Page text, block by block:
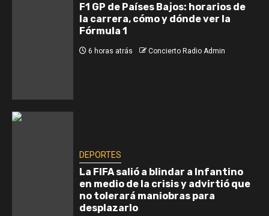
F1 GP de Países Bajos: horarios de
la carrera, cómo y dónde ver la
Fórmula 1
6 horas atrás Concierto Radio Admin
DEPORTES
La FIFA salió a blindar a Infantino
en medio de la crisis y advirtió que
no tolerará maniobras para
desplazarlo